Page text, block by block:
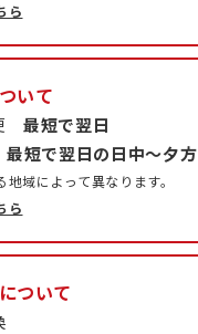
ら
いて
最短で翌日
最短で翌日の日中〜夕方
域によって異なります。
ら
ついて